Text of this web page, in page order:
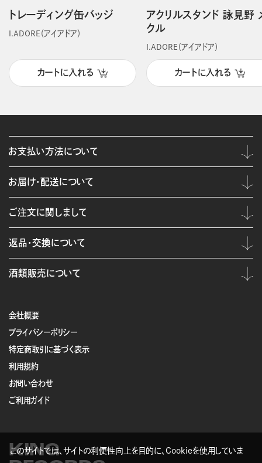
トレーディング缶バッジ
I.ADORE（アイアドア）
カートに入れる
アクリルスタンド 詠見野
クル
I.ADORE（アイアドア）
カートに入れる
会社概要
プライバシーポリシー
特定商取引に基づく表示
利用規約
お問い合わせ
ご利用ガイド
KING
お支払い方法について
お届け・配送について
ご注文に関しまして
返品・交換について
酒類販売について
このサイトでは、サイトの利便性向上を目的に、Cookieを使用していま